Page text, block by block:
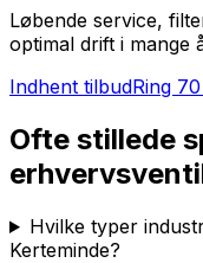
Løbende service,
optimal drift i mange
Indhent tilbudRing
Ofte stillede
Hvilke typer
Kerteminde?